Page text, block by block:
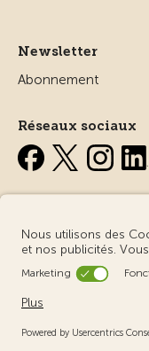
Newsletter
Abonnement
Réseaux sociaux
© Touring Club Suisse